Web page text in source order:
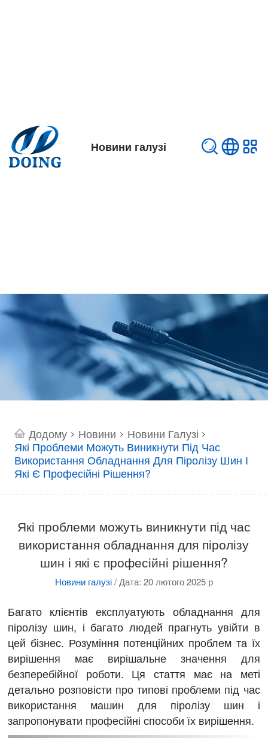
Новини галузі
Додому> Новини > Новини Галузі >
Які Проблеми Можуть Виникнути Під Час
Використання Обладнання Для Піролізу Шин І
Які Є Професійні Рішення?
Які проблеми можуть виникнути під час
використання обладнання для піролізу
шин і які є професійні рішення?
Новини галузі/Дата: 20 лютого 2025 р
Багато клієнтів експлуатують обладнання для
піролізу шин, і багато людей прагнуть увійти в
цей бізнес. Розуміння потенційних проблем та їх
вирішення має вирішальне значення для
безперебійної роботи. Ця стаття має на меті
детально розповісти про типові проблеми під час
використання машин для піролізу шин і
запропонувати професійні способи їх вирішення.